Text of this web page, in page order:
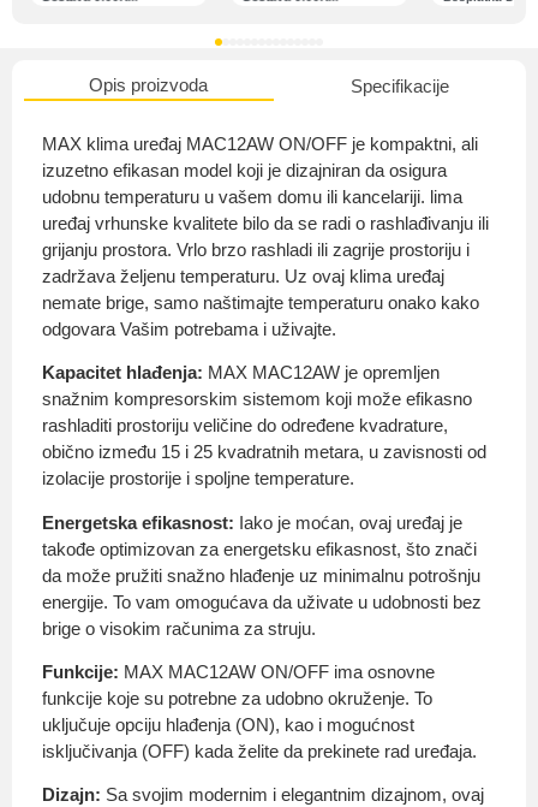
Opis proizvoda Specifikacije
MAX klima uređaj MAC12AW ON/OFF je kompaktni, ali
izuzetno efikasan model koji je dizajniran da osigura
udobnu temperaturu u vašem domu ili kancelariji. lima
uređaj vrhunske kvalitete bilo da se radi o rashlađivanju ili
grijanju prostora. Vrlo brzo rashladi ili zagrije prostoriju i
zadržava željenu temperaturu. Uz ovaj klima uređaj
nemate brige, samo naštimajte temperaturu onako kako
odgovara Vašim potrebama i uživajte.
Kapacitet hlađenja: MAX MAC12AW je opremljen
snažnim kompresorskim sistemom koji može efikasno
rashladiti prostoriju veličine do određene kvadrature,
obično između 15 i 25 kvadratnih metara, u zavisnosti od
izolacije prostorije i spoljne temperature.
Energetska efikasnost: Iako je moćan, ovaj uređaj je
takođe optimizovan za energetsku efikasnost, što znači
da može pružiti snažno hlađenje uz minimalnu potrošnju
energije. To vam omogućava da uživate u udobnosti bez
brige o visokim računima za struju.
Funkcije: MAX MAC12AW ON/OFF ima osnovne
funkcije koje su potrebne za udobno okruženje. To
uključuje opciju hlađenja (ON), kao i mogućnost
isključivanja (OFF) kada želite da prekinete rad uređaja.
Dizajn: Sa svojim modernim i elegantnim dizajnom, ovaj
O nama
Privatnost kupca
Uvjeti i odredbe